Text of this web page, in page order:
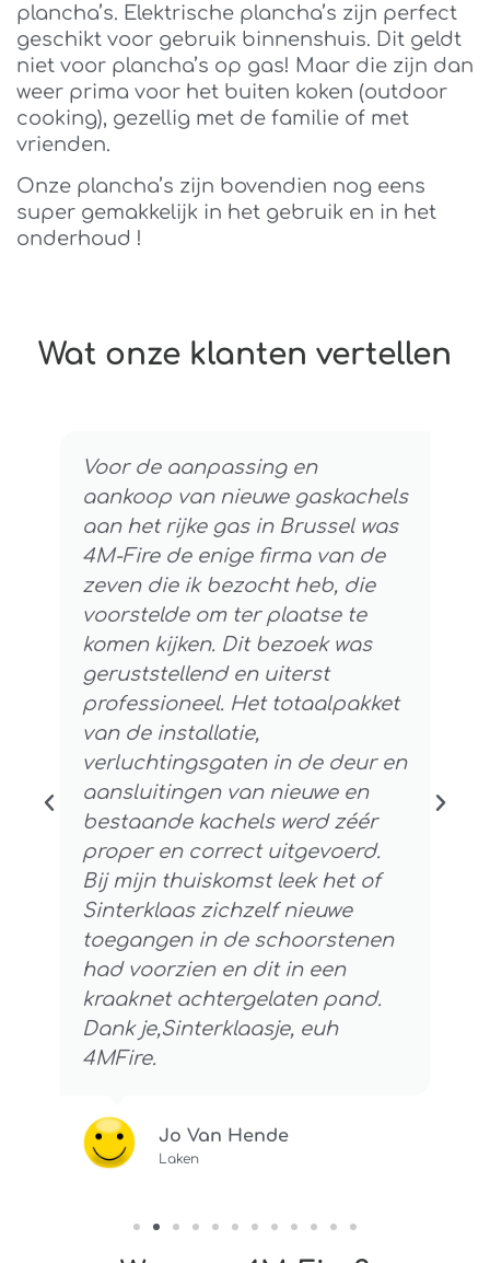
plancha’s. Elektrische plancha’s zijn perfect
geschikt voor gebruik binnenshuis. Dit geldt
niet voor plancha’s op gas! Maar die zijn dan
weer prima voor het buiten koken (outdoor
cooking), gezellig met de familie of met
vrienden.
Onze plancha’s zijn bovendien nog eens
super gemakkelijk in het gebruik en in het
onderhoud !
Wat onze klanten vertellen
Voor de aanpassing en
aankoop van nieuwe gaskachels
aan het rijke gas in Brussel was
4M-Fire de enige firma van de
zeven die ik bezocht heb, die
voorstelde om ter plaatse te
komen kijken. Dit bezoek was
geruststellend en uiterst
professioneel. Het totaalpakket
van de installatie,
verluchtingsgaten in de deur en
aansluitingen van nieuwe en
bestaande kachels werd zéér
proper en correct uitgevoerd.
Bij mijn thuiskomst leek het of
Sinterklaas zichzelf nieuwe
toegangen in de schoorstenen
had voorzien en dit in een
kraaknet achtergelaten pand.
Dank je,Sinterklaasje, euh
4MFire.
Jo Van Hende
Laken